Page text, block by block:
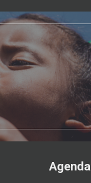
Agenda